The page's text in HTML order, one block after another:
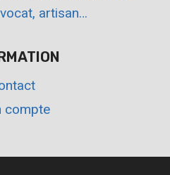
artisan…
compte